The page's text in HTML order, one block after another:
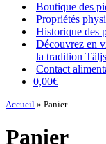
Boutique des
Propriétés
Historique des
Découvrez en
la tradition
Contact
0,00€
Accueil » Panier
Panier